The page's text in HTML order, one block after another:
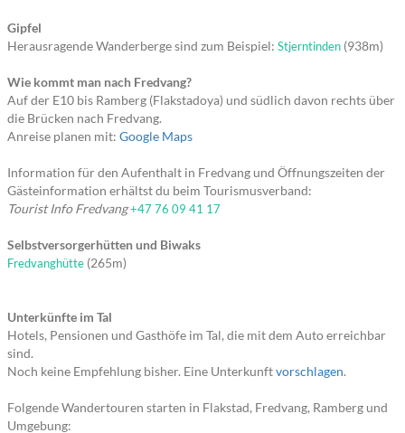
Gipfel
Herausragende Wanderberge sind zum Beispiel: Stjerntinden (938m)
Wie kommt man nach Fredvang?
Auf der E10 bis Ramberg (Flakstadoya) und südlich davon rechts über
die Brücken nach Fredvang.
Anreise planen mit: Google Maps
Information für den Aufenthalt in Fredvang und Öffnungszeiten der
Gästeinformation erhältst du beim Tourismusverband:
Tourist Info Fredvang+47 76 09 41 17
Selbstversorgerhütten und Biwaks
Fredvanghütte (265m)
Unterkünfte im Tal
Hotels, Pensionen und Gasthöfe im Tal, die mit dem Auto erreichbar
sind.
Noch keine Empfehlung bisher. Eine Unterkunftvorschlagen.
Folgende Wandertouren starten in Flakstad, Fredvang, Ramberg und
Umgebung: